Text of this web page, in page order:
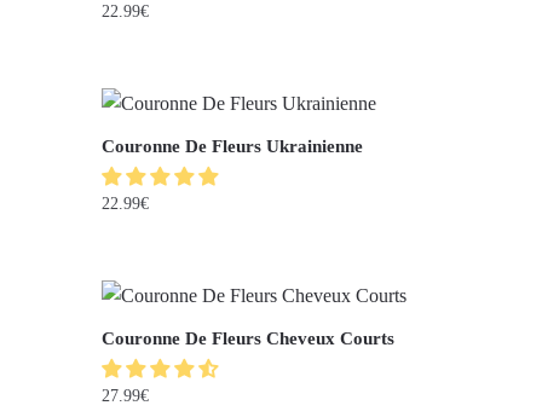
22.99€
Couronne De Fleurs Ukrainienne
22.99€
Couronne De Fleurs Cheveux Courts
27.99€